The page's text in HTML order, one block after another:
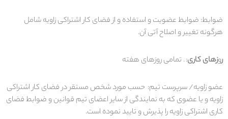
ضوابط: ضوابط عضویت و استفاده و از فضای کار اشتراکی زاویه شامل
هرگونه تغییر و اصلاح آتی آن.
روزهای کاری: . تمامی روز‌های هفته
عضو زاویه/ سرپرست تیم: حسب مورد شخص مستقر در فضای کار اشتراکی
زاویه و یا عضوی که به نمایندگی از سایر اعضای تیم قوانین و ضوابط فضای
کاری اشتراکی زاویه را پذیرش و تایید نموده است.